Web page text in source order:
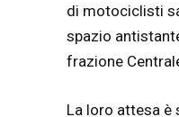
di motociclisti
spazio
frazione
La loro attesa è